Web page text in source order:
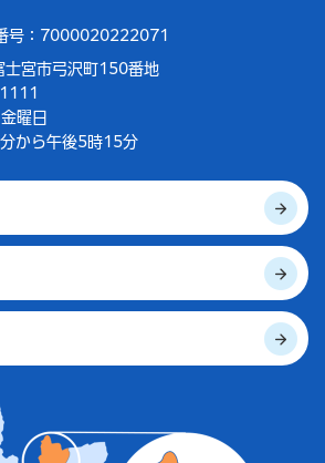
号：7000020222071
宮市弓沢町150番地
金曜日
から午後5時15分